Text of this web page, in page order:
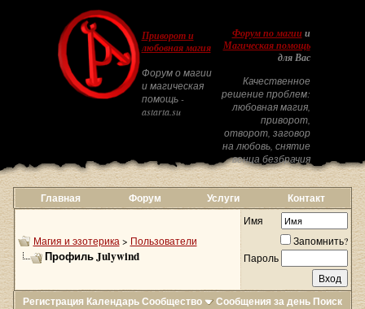
Приворот и
любовная магия
Форум о магии
и магическая
помощь -
astarta.su
Форум по магиии
Магическая помощь
для Вас
Качественное
решение проблем:
любовная магия,
приворот,
отворот, заговор
на любовь, снятие
венца безбрачия
Главная Форум Услуги Контакт
Магия и эзотерика > Пользователи
Профиль Julywind
Имя
Запомнить?
Пароль
Регистрация КалендарьСообщество Сообщения за день Поиск